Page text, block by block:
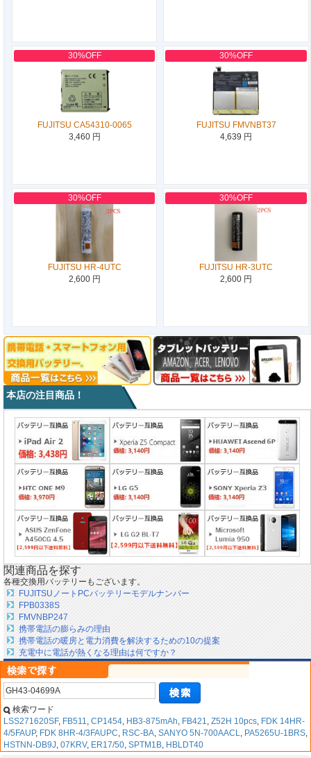
30%OFF
FUJITSU CA54310-0065
3,460 円
30%OFF
FUJITSU FMVNBT37
4,639 円
30%OFF
FUJITSU HR-4UTC
2,600 円
30%OFF
FUJITSU HR-3UTC
2,600 円
本店の注目商品！
関連商品を探す
各種交換用バッテリーもございます。
FUJITSUノートPCバッテリーモデルナンバー
FPB0338S
FMVNBP247
携帯電話の膨らみの理由
携帯電話の暖房と電力消費を解決するための10の提案
充電中に電話が熱くなる理由は何ですか？
検索ワード
LSS271620SF, FB511, CP1454, HB3-875mAh, FB421, Z52H 10pcs, FDK 14HR-
4/5FAUP, FDK 8HR-4/3FAUPC, RSC-BA, SANYO 5N-700AACL, PA5265U-1BRS,
HSTNN-DB9J, 07KRV, ER17/50, SPTM1B, HBLDT40